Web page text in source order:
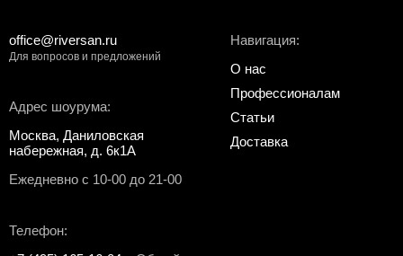
Адрес шоурума:
Москва, Даниловская
набережная, д. 6к1А
Ежедневно с 10-00 до 21-00
Телефон:
Навигация:
О нас
Профессионалам
Статьи
Доставка
office@riversan.ru
Для вопросов и предложений